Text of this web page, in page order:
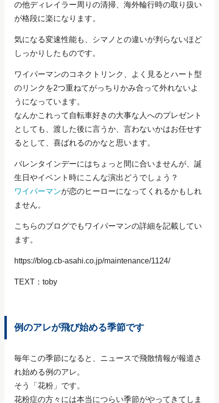
の他ディレイラー周りの清掃、海外輪行時の取り扱い
が格段に楽になります。
気になる変速性能も、シマノとの違いが判らないほど
しっかりしたものです。
ワイパーマンのコネクトリンク、よく見るとハート型
のリンクを2つ重ねてがっちりかみ合って外れないよ
うになっています。
なんかこれって自転車好きの大事な人へのプレゼント
としても、渡した後に言うか、言わないかはお任せす
るとして、喜ばれるのかなと思います。
バレンタインデーにはちょっと間に合いませんが、誕
生日やイベント時にこんな演出どうでしょう？
ワイパーマンが恋のヒーローになってくれるかもしれ
ません。
こちらのブログでもワイパーマンの詳細を記載してい
ます。
https://blog.cb-asahi.co.jp/maintenance/1124/
TEXT：toby
例のアレが飛び始める季節です
毎年この季節になると、ニュースで飛散情報が報道さ
れ始める例のアレ。
そう「花粉」です。
花粉症の方々には本当につらい季節がやってきてしま